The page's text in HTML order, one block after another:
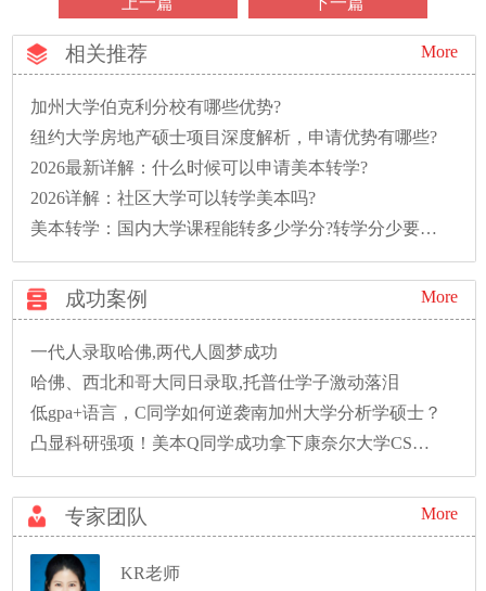
相关推荐 More
加州大学伯克利分校有哪些优势?
纽约大学房地产硕士项目深度解析，申请优势有哪些?
2026最新详解：什么时候可以申请美本转学?
2026详解：社区大学可以转学美本吗?
美本转学：国内大学课程能转多少学分?转学分少要多读一年怎么办?
成功案例 More
一代人录取哈佛,两代人圆梦成功
哈佛、西北和哥大同日录取,托普仕学子激动落泪
低gpa+语言，C同学如何逆袭南加州大学分析学硕士？
凸显科研强项！美本Q同学成功拿下康奈尔大学CS硕士录取！
专家团队 More
KR老师